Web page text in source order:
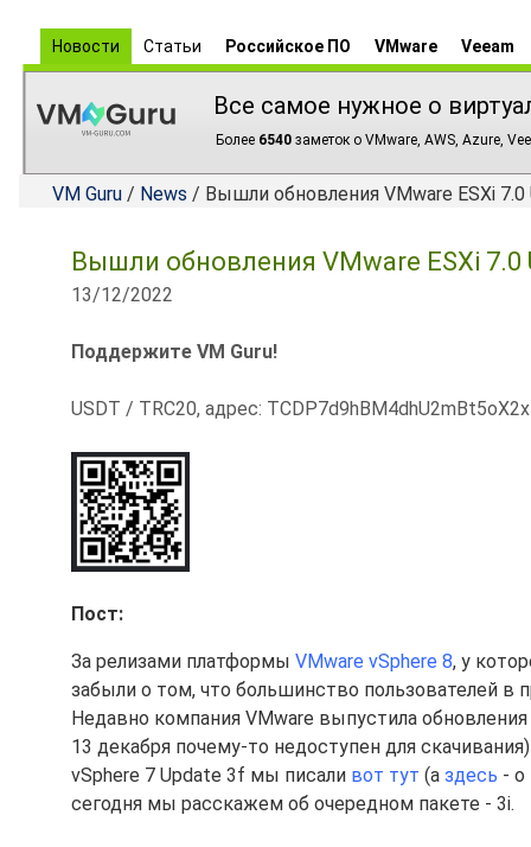
Новости Статьи Российское ПО VMware Veeam
Все самое нужное о
Более 6540 заметок о VMware, AWS, Azure,
VM Guru / News / Вышли обновления VMware ESXi 7.0
Вышли обновления VMware ESXi 7.0
13/12/2022
Поддержите VM Guru!
USDT / TRC20, адрес:
Пост:
За релизами платформы VMware vSphere 8, у
забыли о том, что большинство пользователей в
Недавно компания VMware выпустила
13 декабря почему-то недоступен для
vSphere 7 Update 3f мы писали вот тут (а здесь - о
сегодня мы расскажем об очередном пакете - 3i.